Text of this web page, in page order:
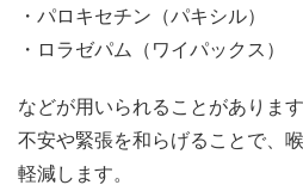
・パロキセチン（パキシル）
・ロラゼパム（ワイパックス）
などが用いられることがあります
不安や緊張を和らげることで、
軽減します。